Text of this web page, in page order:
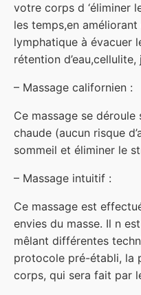
votre corps d ‘éliminer
les temps,en
lymphatique à évacuer
rétention
– Massage californien :
Ce massage se déroule
chaude (aucun risque
sommeil et éliminer le
– Massage intuitif :
Ce massage est
envies du masse. Il n
mêlant différentes
protocole pré-établi, la
corps, qui sera fait par